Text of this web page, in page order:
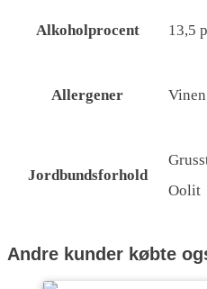
Alkoholprocent 13,5
Allergener
Jordbundsforhold
Oolit
Andre kunder købte